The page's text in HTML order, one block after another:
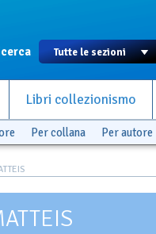
Libri collezionismo
Per collana Per autore